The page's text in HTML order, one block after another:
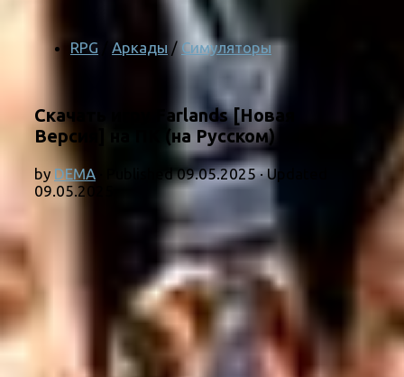
RPG Аркады / Симуляторы
Скачать игру Farlands [Новая
Версия] на ПК (на Русском)
by DEMA · Published09.05.2025· Updated
09.05.2025